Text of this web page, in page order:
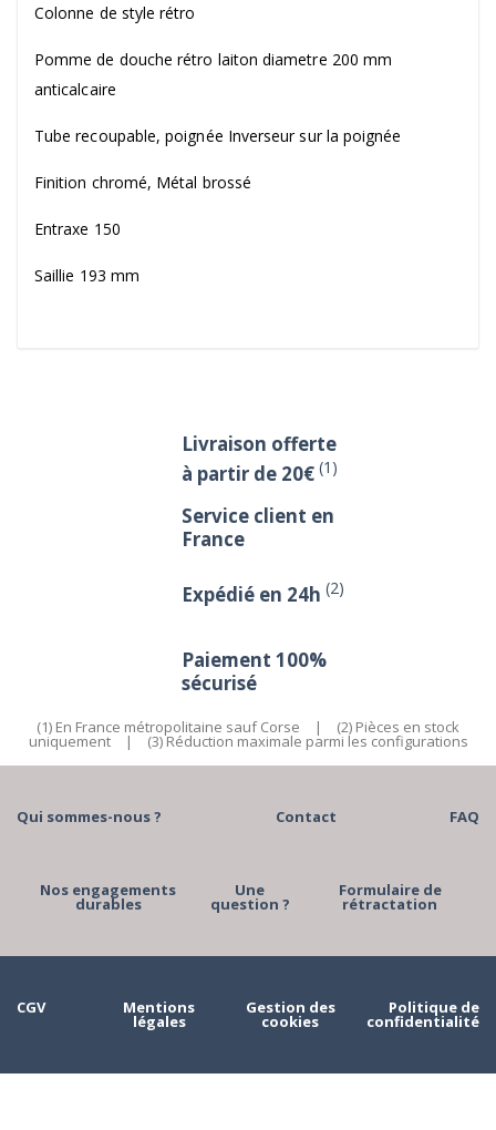
Colonne de style rétro
Pomme de douche rétro laiton diametre 200 mm
anticalcaire
Tube recoupable, poignée Inverseur sur la poignée
Finition chromé, Métal brossé
Entraxe 150
Saillie 193 mm
Livraison offerte
à partir de 20€ (1)
Service client en
France
Expédié en 24h (2)
Paiement 100%
sécurisé
(1) En France métropolitaine sauf Corse | (2) Pièces en stock
uniquement | (3) Réduction maximale parmi les configurations
Qui sommes-nous ? Contact FAQ
Nos engagements
durables
Une
question ?
Formulaire de
rétractation
CGV Mentions
légales
Gestion des
cookies
Politique de
confidentialité